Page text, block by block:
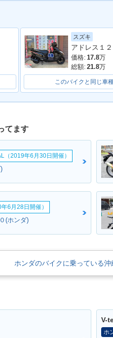
スズキ
価格: 17.8万
総額: 21.8万
このバイクと同じ車
てます
（2019年6月30日開催）
6月28日開催）
(ホンダ)
ホンダのバイクに乗っている
V-
ホ